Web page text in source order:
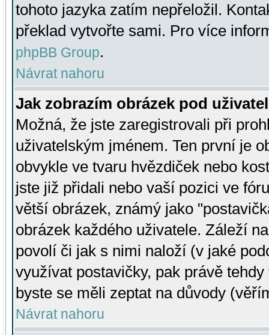
tohoto jazyka zatím nepřeložil.
překlad vytvořte sami. Pro více
phpBB Group.
Návrat nahoru
Jak zobrazím obrázek pod
Možná, že jste zaregistrovali při
uživatelským jménem. Ten první je
obvykle ve tvaru hvězdiček nebo
jste již přidali nebo vaší pozici ve
větší obrázek, známý jako
obrázek každého uživatele. Záleží
povolí či jak s nimi naloží (v jaké
využívat postavičky, pak právě
byste se měli zeptat na důvody
Návrat nahoru